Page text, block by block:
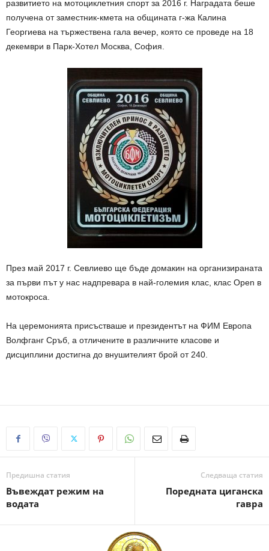
развитието на мотоциклетния спорт за 2016 г. Наградата беше
получена от заместник-кмета на общината г-жа Калина
Георгиева на тържествена гала вечер, която се проведе на 18
декември в Парк-Хотел Москва, София.
През май 2017 г. Севлиево ще бъде домакин на организираната
за първи път у нас надпревара в най-големия клас, клас Open в
мотокроса.
На церемонията присъстваше и президентът на ФИМ Европа
Волфганг Сръб, а отличените в различните класове и
дисциплини достигна до внушителият брой от 240.
Предишна статия
Въвеждат режим на
водата
Следваща статия
Поредната циганска
гавра